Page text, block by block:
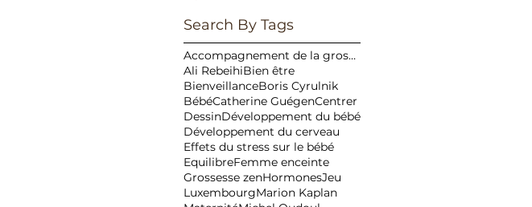
Search By Tags
Accompagnement de la grossesse
Ali RebeihiBien être
BienveillanceBoris Cyrulnik
BébéCatherine GuégenCentrer
DessinDéveloppement du bébé
Développement du cerveau
Effets du stress sur le bébé
EquilibreFemme enceinte
Grossesse zenHormonesJeu
LuxembourgMarion Kaplan